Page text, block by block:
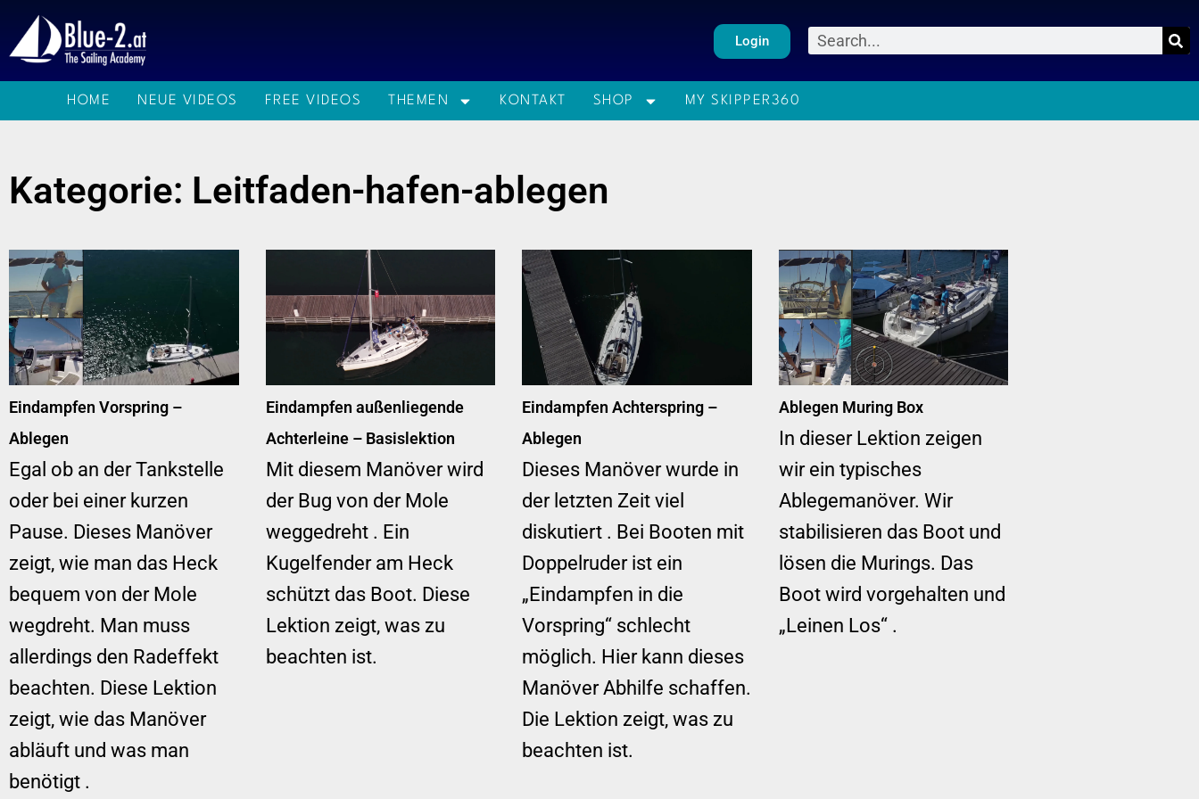
Zum
Inhalt
springen
Login Suche
HOME NEUE VIDEOS FREE VIDEOS THEMEN KONTAKT SHOP MY SKIPPER360
Kategorie: Leitfaden-hafen-ablegen
Eindampfen Vorspring –
Ablegen
Egal ob an der Tankstelle
oder bei einer kurzen
Pause. Dieses Manöver
zeigt, wie man das Heck
bequem von der Mole
wegdreht. Man muss
allerdings den Radeffekt
beachten. Diese Lektion
zeigt, wie das Manöver
abläuft und was man
benötigt .
Eindampfen außenliegende
Achterleine – Basislektion
Mit diesem Manöver wird
der Bug von der Mole
weggedreht . Ein
Kugelfender am Heck
schützt das Boot. Diese
Lektion zeigt, was zu
beachten ist.
Eindampfen Achterspring –
Ablegen
Dieses Manöver wurde in
der letzten Zeit viel
diskutiert . Bei Booten mit
Doppelruder ist ein
„Eindampfen in die
Vorspring“ schlecht
möglich. Hier kann dieses
Manöver Abhilfe schaffen.
Die Lektion zeigt, was zu
beachten ist.
Ablegen Muring Box
In dieser Lektion zeigen
wir ein typisches
Ablegemanöver. Wir
stabilisieren das Boot und
lösen die Murings. Das
Boot wird vorgehalten und
„Leinen Los“ .